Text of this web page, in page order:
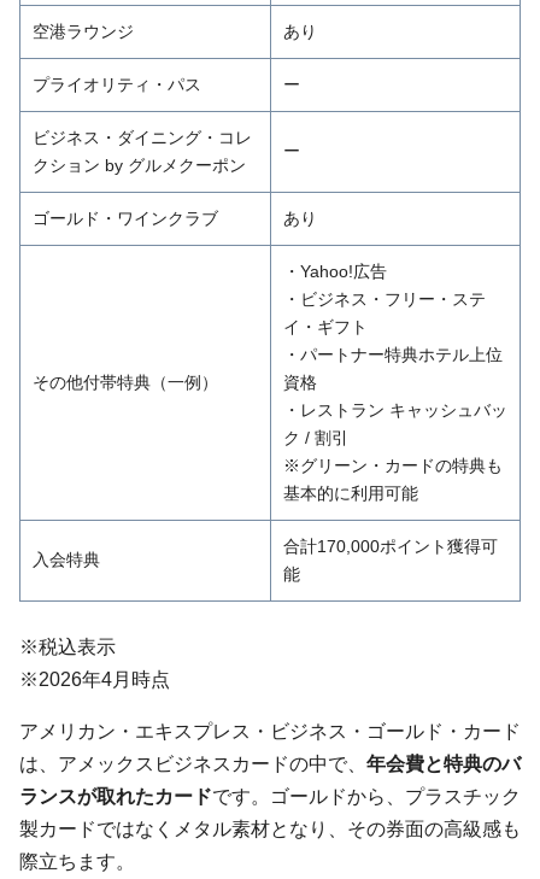
空港ラウンジ あり
プライオリティ・パス ー
ビジネス・ダイニング・コレ
クション by グルメクーポン
ー
ゴールド・ワインクラブ あり
その他付帯特典（一例）
・Yahoo!広告
・ビジネス・フリー・ステ
イ・ギフト
・パートナー特典ホテル上位
資格
・レストラン キャッシュバッ
ク / 割引
※グリーン・カードの特典も
基本的に利用可能
入会特典
合計170,000ポイント獲得可
能
※税込表示
※2026年4月時点
アメリカン・エキスプレス・ビジネス・ゴールド・カード
は、アメックスビジネスカードの中で、 年会費と特典のバ
ランスが取れたカードです。ゴールドから、プラスチック
製カードではなくメタル素材となり、その券面の高級感も
際立ちます。